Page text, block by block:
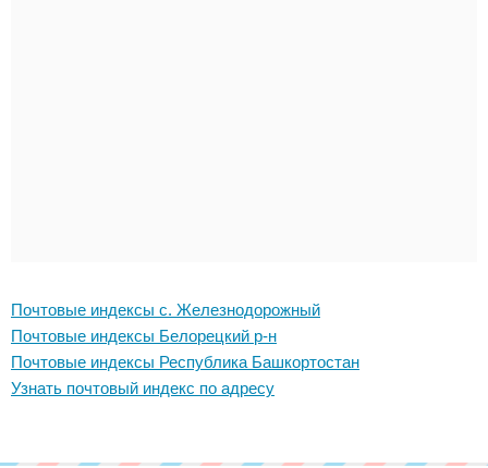
Почтовые индексы с. Железнодорожный
Почтовые индексы Белорецкий р-н
Почтовые индексы Республика Башкортостан
Узнать почтовый индекс по адресу